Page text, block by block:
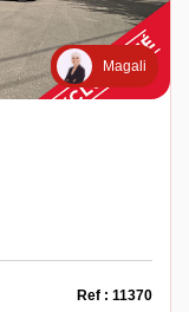
Magali
Ref : 11370